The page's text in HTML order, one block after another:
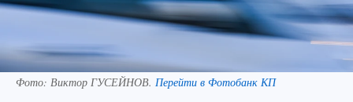
Фото: Виктор ГУСЕЙНОВ. Перейти в Фотобанк КП